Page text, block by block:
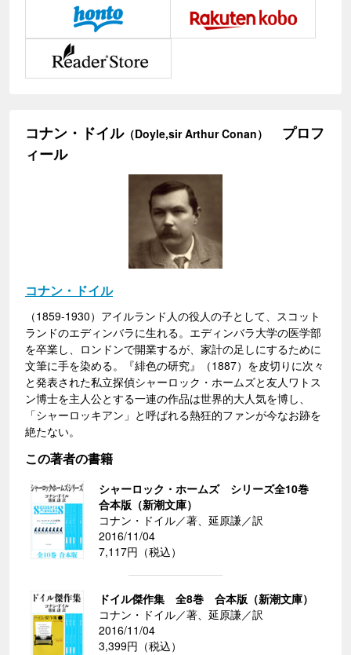
コナン・ドイル（Doyle,sir Arthur Conan）
プロフ
ィール
コナン・ドイル
（1859-1930）アイルランド人の役人の子として、スコット
ランドのエディンバラに生れる。エディンバラ大学の医学部
を卒業し、ロンドンで開業するが、家計の足しにするために
文筆に手を染める。『緋色の研究』（1887）を皮切りに次々
と発表された私立探偵シャーロック・ホームズと友人ワトス
ン博士を主人公とする一連の作品は世界的大人気を博し、
「シャーロッキアン」と呼ばれる熱狂的ファンが今なお跡を
絶たない。
この著者の書籍
シャーロック・ホームズ シリーズ全10巻
合本版（新潮文庫）
コナン・ドイル／著、延原謙／訳
2016/11/04
7,117円（税込）
ドイル傑作集 全8巻 合本版（新潮文庫）
コナン・ドイル／著、延原謙／訳
2016/11/04
3,399円（税込）